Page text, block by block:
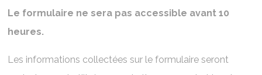
Le formulaire ne sera pas accessible avant 10
heures.
Les informations collectées sur le formulaire seront